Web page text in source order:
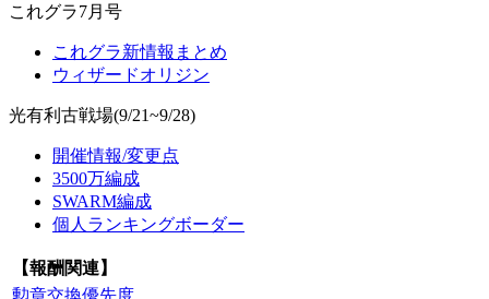
これグラ7月号
これグラ新情報まとめ
ウィザードオリジン
光有利古戦場(9/21~9/28)
開催情報/変更点
3500万編成
SWARM編成
個人ランキングボーダー
【報酬関連】
勲章交換優先度